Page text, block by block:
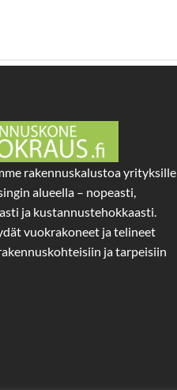
rakennuskalustoa yrityksille
alueella – nopeasti,
ja kustannustehokkaasti.
vuokrakoneet ja telineet
ja tarpeisiin